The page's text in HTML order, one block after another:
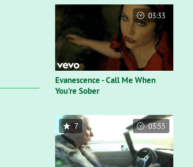
Evanescence - Call Me When
You're Sober
03:33
7 03:55